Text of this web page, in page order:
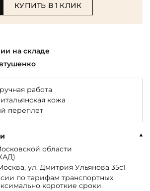
КУПИТЬ В 1 КЛИК
на складе
работа
кожа
переплет
области
ул. Дмитрия Ульянова 35с1
по тарифам транспортных
короткие сроки.